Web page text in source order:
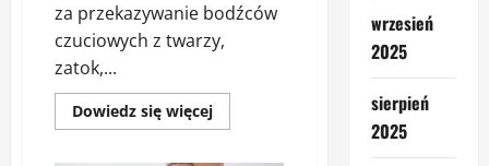
za przekazywanie bodźców
czuciowych z twarzy,
zatok,...
Dowiedz się więcejDowiedz
się
wrzesień
2025
sierpień
2025